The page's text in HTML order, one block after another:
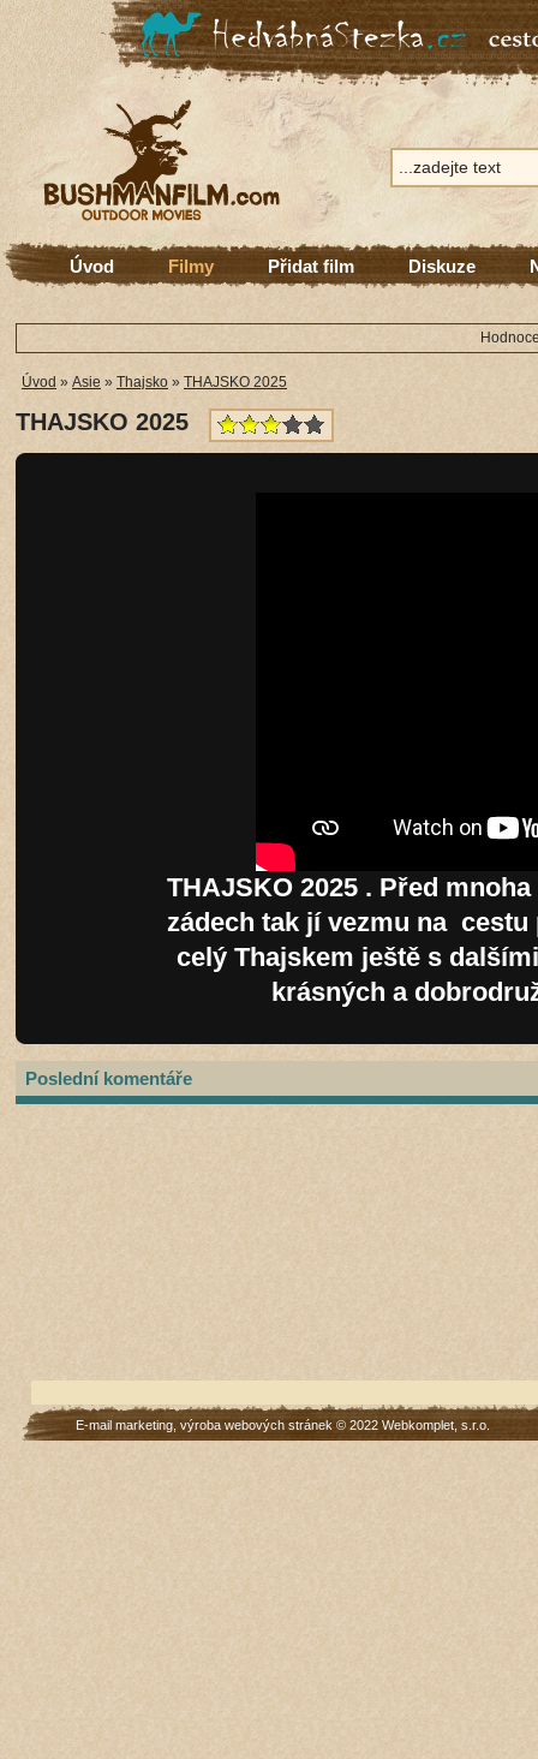
Úvod Filmy Přidat film Diskuze
Úvod » Asie » Thajsko » THAJSKO 2025
THAJSKO 2025
THAJSKO 2025 . Před
zádech tak jí vezmu na
celý Thajskem ještě s
krásných a
Poslední komentáře
E-mail marketing výroba webových stránek © 2022 Webkomplet, s.r.o.